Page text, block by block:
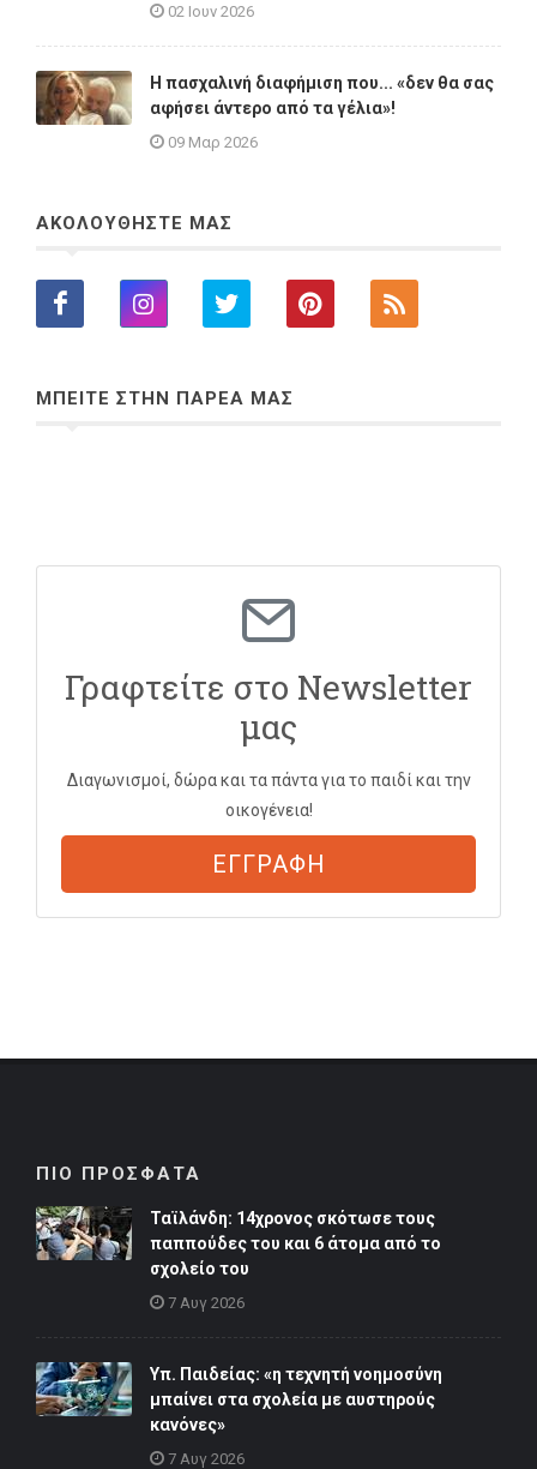
02 Ιουν 2026
Η πασχαλινή διαφήμιση που... «δεν θα σας
αφήσει άντερο από τα γέλια»!
09 Μαρ 2026
ΑΚΟΛΟΥΘΗΣΤΕ ΜΑΣ
ΜΠΕΙΤΕ ΣΤΗΝ ΠΑΡΕΑ ΜΑΣ
Γραφτείτε στο Newsletter
μας
Διαγωνισμοί, δώρα και τα πάντα για το παιδί και την
οικογένεια!
ΕΓΓΡΑΦΗ
ΠΙΟ ΠΡΟΣΦΑΤΑ
Ταϊλάνδη: 14χρονος σκότωσε τους
παππούδες του και 6 άτομα από το
σχολείο του
7 Αυγ 2026
Υπ. Παιδείας: «η τεχνητή νοημοσύνη
μπαίνει στα σχολεία με αυστηρούς
κανόνες»
7 Αυγ 2026